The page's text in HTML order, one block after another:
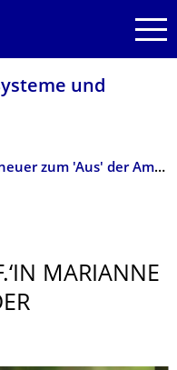
und
Interview mit Prof.‘in Marianne Kneuer zum 'Aus' der Ampelkoalition
MARIANNE